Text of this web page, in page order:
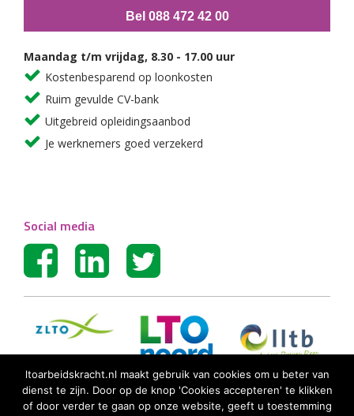
Bel 088 472 42 00
Maandag t/m vrijdag, 8.30 - 17.00 uur
Kostenbesparend op loonkosten
Ruim gevulde CV-bank
Uitgebreid opleidingsaanbod
Je werknemers goed verzekerd
Social media
ltoarbeidskracht.nl maakt gebruik van cookies om u beter van
dienst te zijn. Door op de knop 'Cookies accepteren' te klikken
of door verder te gaan op onze website, geeft u toestemming